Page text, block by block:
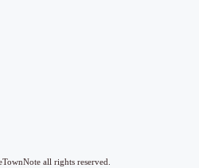
all rights reserved.